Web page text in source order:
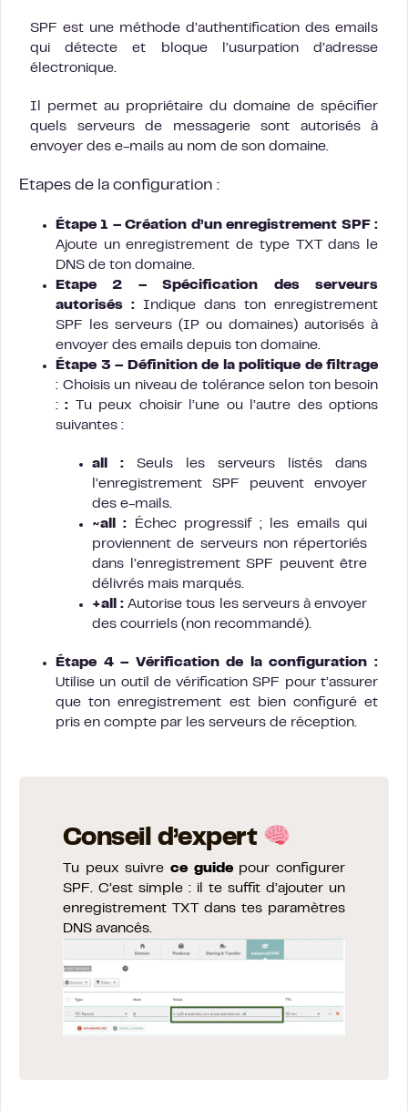
SPF est une méthode d’authentification des emails
qui détecte et bloque l’usurpation d’adresse
électronique.
Il permet au propriétaire du domaine de spécifier
quels serveurs de messagerie sont autorisés à
envoyer des e-mails au nom de son domaine.
Etapes de la configuration :
Étape 1 – Création d’un enregistrement SPF :
Ajoute un enregistrement de type TXT dans le
DNS de ton domaine.
Etape 2 – Spécification des serveurs
autorisés : Indique dans ton enregistrement
SPF les serveurs (IP ou domaines) autorisés à
envoyer des emails depuis ton domaine.
Étape 3 – Définition de la politique de filtrage
: Choisis un niveau de tolérance selon ton besoin
: : Tu peux choisir l’une ou l’autre des options
suivantes :
all : Seuls les serveurs listés dans
l’enregistrement SPF peuvent envoyer
des e-mails.
~all : Échec progressif ; les emails qui
proviennent de serveurs non répertoriés
dans l’enregistrement SPF peuvent être
délivrés mais marqués.
+all : Autorise tous les serveurs à envoyer
des courriels (non recommandé).
Étape 4 – Vérification de la configuration :
Utilise un outil de vérification SPF pour t’assurer
que ton enregistrement est bien configuré et
pris en compte par les serveurs de réception.
Conseil d’expert
Tu peux suivre ce guidepour configurer
SPF. C’est simple : il te suffit d’ajouter un
enregistrement TXT dans tes paramètres
DNS avancés.